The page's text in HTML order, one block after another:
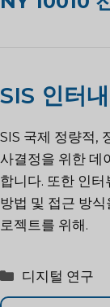
SIS 인터
SIS 국제 정량적,
사결정을 위한 데
합니다. 또한 인
방법 및 접근 방
로젝트를 위해.
카
테
디지털 연구